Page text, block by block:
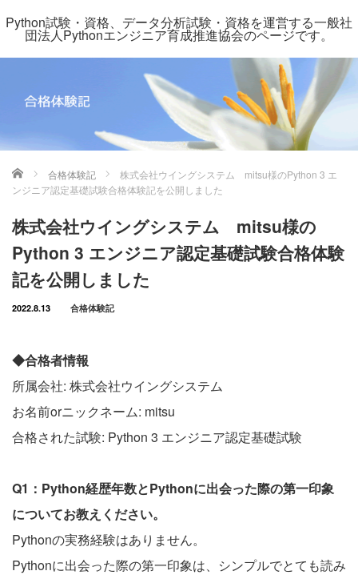
Python試験・資格、データ分析試験・資格を運営する一般社
団法人Pythonエンジニア育成推進協会のページです。
ホーム 合格体験記
株式会社ウイングシステム mitsu様のPython 3 エ
ンジニア認定基礎試験合格体験記を公開しました
株式会社ウイングシステム mitsu様の
Python 3 エンジニア認定基礎試験合格体験
記を公開しました
2022.8.13 合格体験記
◆合格者情報
所属会社: 株式会社ウイングシステム
お名前orニックネーム: mitsu
合格された試験: Python 3 エンジニア認定基礎試験
Q1：Python経歴年数とPythonに出会った際の第一印象
についてお教えください。
Pythonの実務経験はありません。
Pythonに出会った際の第一印象は、シンプルでとても読み